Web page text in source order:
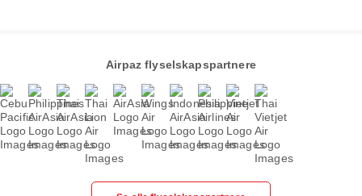
Airpaz flyselskapspartnere